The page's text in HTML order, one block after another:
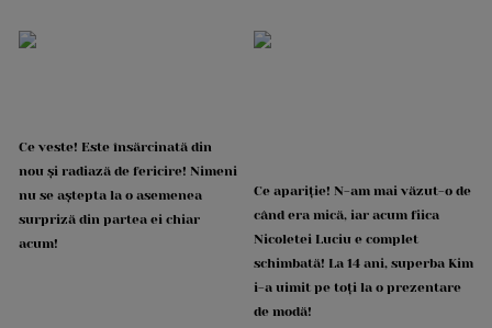
Ce veste! Este însărcinată din
nou și radiază de fericire! Nimeni
nu se aștepta la o asemenea
surpriză din partea ei chiar
acum!
Ce apariție! N-am mai văzut-o de
când era mică, iar acum fiica
Nicoletei Luciu e complet
schimbată! La 14 ani, superba Kim
i-a uimit pe toți la o prezentare
de modă!